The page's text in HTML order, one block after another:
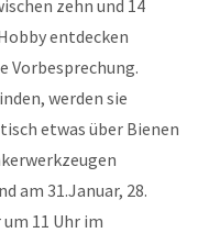
zehn und 14
entdecken
Vorbesprechung.
werden sie
etwas über Bienen
am 31.Januar, 28.
um 11 Uhr im